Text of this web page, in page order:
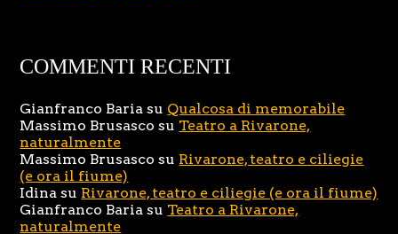
COMMENTI RECENTI
Gianfranco Baria su Qualcosa di memorabile
Massimo Brusasco su Teatro a Rivarone,
naturalmente
Massimo Brusasco su Rivarone, teatro e ciliegie
(e ora il fiume)
Idina su Rivarone, teatro e ciliegie (e ora il fiume)
Gianfranco Baria su Teatro a Rivarone,
naturalmente